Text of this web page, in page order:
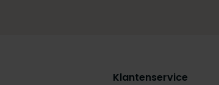
Klantenservice